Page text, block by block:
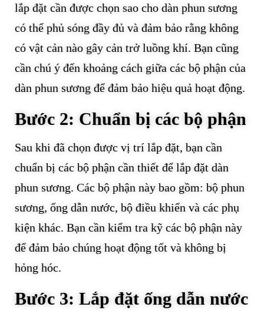
lắp đặt cần được chọn sao cho dàn phun sương
có thể phủ sóng đầy đủ và đảm bảo rằng không
có vật cản nào gây cản trở luồng khí. Bạn cũng
cần chú ý đến khoảng cách giữa các bộ phận của
dàn phun sương để đảm bảo hiệu quả hoạt động.
Bước 2: Chuẩn bị các bộ phận
Sau khi đã chọn được vị trí lắp đặt, bạn cần
chuẩn bị các bộ phận cần thiết để lắp đặt dàn
phun sương. Các bộ phận này bao gồm: bộ phun
sương, ống dẫn nước, bộ điều khiển và các phụ
kiện khác. Bạn cần kiểm tra kỹ các bộ phận này
để đảm bảo chúng hoạt động tốt và không bị
hỏng hóc.
Bước 3: Lắp đặt ống dẫn nước